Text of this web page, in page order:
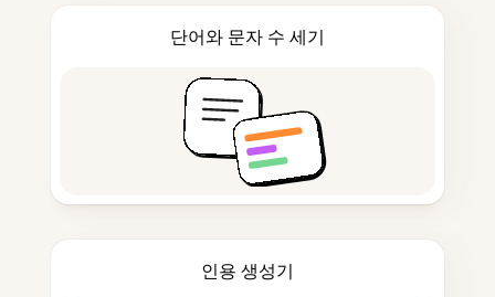
단어와 문자 수 세기
인용 생성기